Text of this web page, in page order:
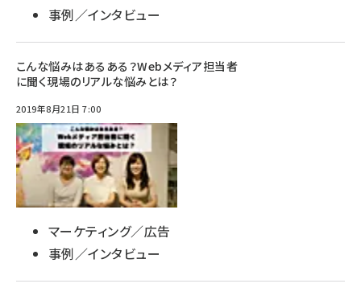
事例／インタビュー
こんな悩みはあるある？Webメディア担当者
に聞く現場のリアルな悩みとは？
2019年8月21日 7:00
マーケティング／広告
事例／インタビュー